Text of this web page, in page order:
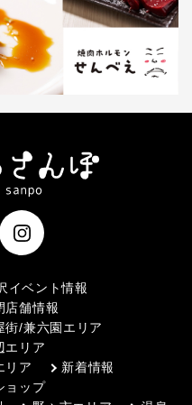
イベント情報
店舗情報
街/兼六園エリア
エリア
リア
新着情報
ョップ